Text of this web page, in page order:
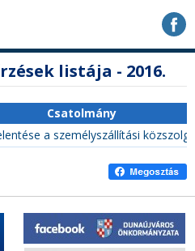
listája - 2016.
Csatolmány
a személyszállítási